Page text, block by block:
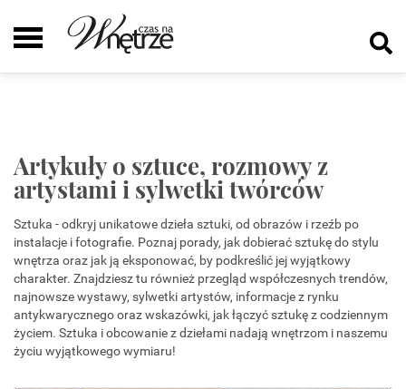
Artykuły o sztuce, rozmowy z
artystami i sylwetki twórców
Sztuka - odkryj unikatowe dzieła sztuki, od obrazów i rzeźb po
instalacje i fotografie. Poznaj porady, jak dobierać sztukę do stylu
wnętrza oraz jak ją eksponować, by podkreślić jej wyjątkowy
charakter. Znajdziesz tu również przegląd współczesnych trendów,
najnowsze wystawy, sylwetki artystów, informacje z rynku
antykwarycznego oraz wskazówki, jak łączyć sztukę z codziennym
życiem. Sztuka i obcowanie z dziełami nadają wnętrzom i naszemu
życiu wyjątkowego wymiaru!